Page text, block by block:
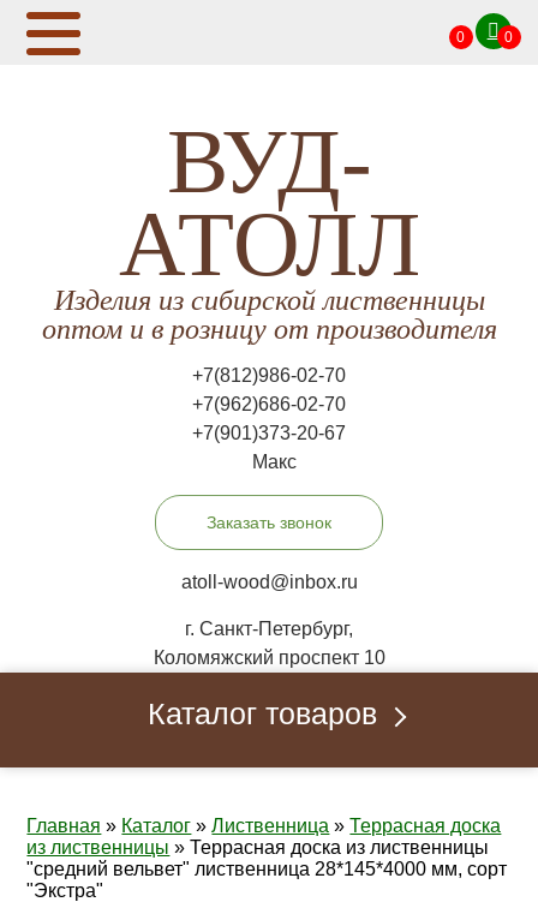
0 0
ВУД-
АТОЛЛ
Изделия из сибирской лиственницы
оптом и в розницу от производителя
+7(812)986-02-70
+7(962)686-02-70
+7(901)373-20-67
Макс
Заказать звонок
atoll-wood@inbox.ru
г. Санкт-Петербург,
Коломяжский проспект 10
Каталог товаров
Главная » Каталог »Лиственница »Террасная доска
из лиственницы »Террасная доска из лиственницы
"средний вельвет" лиственница 28*145*4000 мм, сорт
"Экстра"